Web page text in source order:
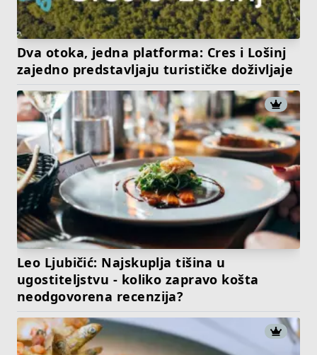
Dva otoka, jedna platforma: Cres i Lošinj
zajedno predstavljaju turističke doživljaje
Leo Ljubičić: Najskuplja tišina u
ugostiteljstvu - koliko zapravo košta
neodgovorena recenzija?